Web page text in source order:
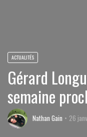
ACTUALITÉS
Gérard
semaine
Nathan Gain 26